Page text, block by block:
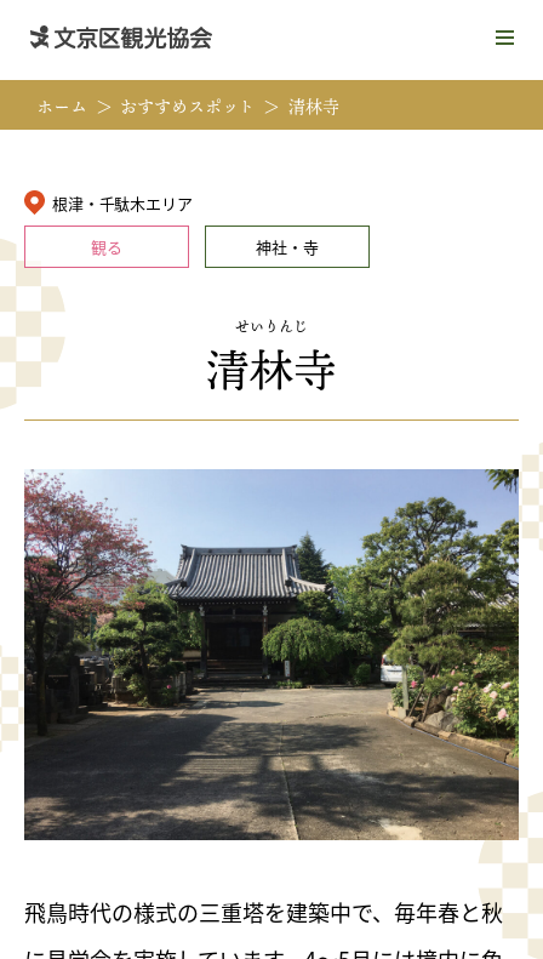
メ
ュ
を
ホーム おすすめスポット 清林寺
根津・千駄木エリア
観る
神社・寺
せいりんじ
清林寺
飛鳥時代の様式の三重塔を建築中で、毎年春と秋